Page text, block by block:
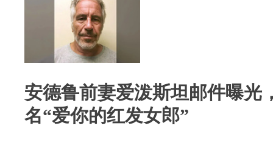
安德鲁前妻爱泼斯坦邮件曝光
名“爱你的红发女郎”